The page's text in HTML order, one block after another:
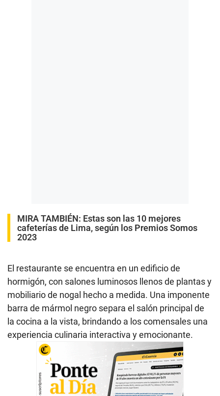
MIRA TAMBIÉN: Estas son las 10 mejores
cafeterías de Lima, según los Premios Somos
2023
El restaurante se encuentra en un edificio de
hormigón, con salones luminosos llenos de plantas y
mobiliario de nogal hecho a medida. Una imponente
barra de mármol negro separa el salón principal de
la cocina a la vista, brindando a los comensales una
experiencia culinaria interactiva y emocionante.